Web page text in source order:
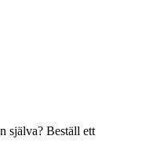
själva? Beställ ett